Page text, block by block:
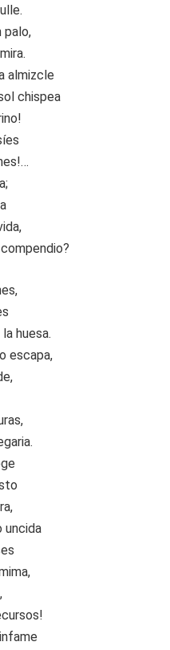
palo,
almizcle
chispea
huesa.
escapa,
uncida